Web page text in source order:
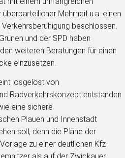
Mehrheit u.a. einen
beschlossen.
und der SPD haben
weiteren Beratungen für einen
einzusetzen.
losgelöst von
Radverkehrskonzept entstanden
eine sichere
Plauen und Innenstadt
soll, denn die Pläne der
zu einer deutlichen Kfz-